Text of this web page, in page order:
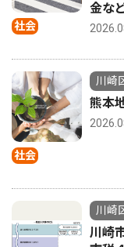
社会
金な
社会
川崎
熊本
川崎
川崎